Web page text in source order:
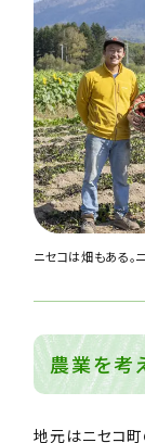
ニセコは畑もある。
農業を考
地元はニセコ